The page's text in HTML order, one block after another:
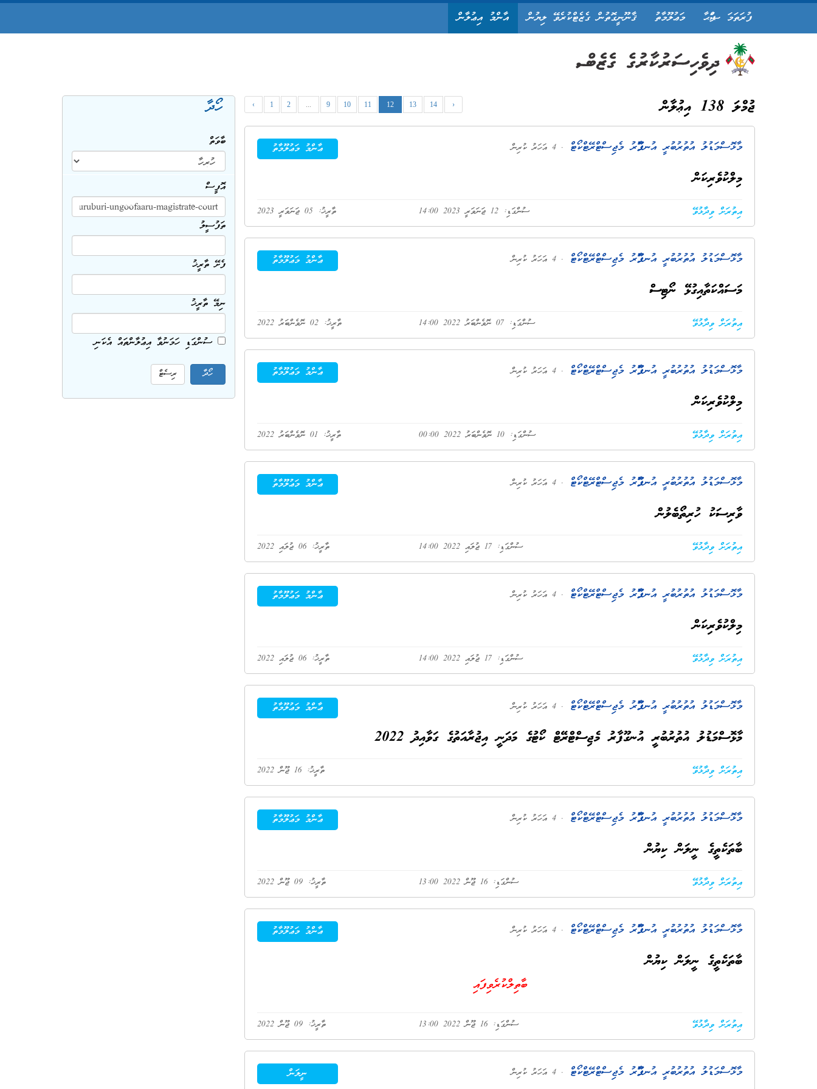
ފުރަތަމަ ޞަފްޙާ މަޢުލޫމާތު ޤާނޫނީގޮތުން ގެޒެޓްކުރެވޭ ލިޔުން އާންމު އިޢުލާން
ހޯދާ
ބާވަތް
އޮފީސް
ތަފުސީލު
ފެށޭ ތާރީޚު
ނިމޭ ތާރީޚު
ސުންގަޑި ހަމަނުވާ އިޢުލާންތައް އެކަނި
ޖުމްލަ 138 އިޢުލާން ‹ 1 2 ... 9 10 11 12 13 14 ›
ޢާންމު މަޢުލޫމާތު މާޅޮސްމަޑުލު އުތުރުބުރީ އުނގޫފާރު މެޖިސްޓްރޭޓްކޯޓް . 4 އަހަރު ކުރިން
މިލްކުވެރިކަން
ތާރީޚު: 05 ޖަނަވަރީ 2023 ސުންގަޑި: 12 ޖަނަވަރީ 2023 14:00 އިތުރަށް ވިދާޅުވޭ
ޢާންމު މަޢުލޫމާތު މާޅޮސްމަޑުލު އުތުރުބުރީ އުނގޫފާރު މެޖިސްޓްރޭޓްކޯޓް . 4 އަހަރު ކުރިން
މަސައްކަތާއިގުޅޭ ނޯޓިސް
ތާރީޚު: 02 ނޮވެންބަރު 2022 ސުންގަޑި: 07 ނޮވެންބަރު 2022 14:00 އިތުރަށް ވިދާޅުވޭ
ޢާންމު މަޢުލޫމާތު މާޅޮސްމަޑުލު އުތުރުބުރީ އުނގޫފާރު މެޖިސްޓްރޭޓްކޯޓް . 4 އަހަރު ކުރިން
މިލްކުވެރިކަން
ތާރީޚު: 01 ނޮވެންބަރު 2022 ސުންގަޑި: 10 ނޮވެންބަރު 2022 00:00 އިތުރަށް ވިދާޅުވޭ
ޢާންމު މަޢުލޫމާތު މާޅޮސްމަޑުލު އުތުރުބުރީ އުނގޫފާރު މެޖިސްޓްރޭޓްކޯޓް . 4 އަހަރު ކުރިން
ވާރިސަކު ހުރިތޯބެލުން
ތާރީޚު: 06 ޖުލައި 2022 ސުންގަޑި: 17 ޖުލައި 2022 14:00 އިތުރަށް ވިދާޅުވޭ
ޢާންމު މަޢުލޫމާތު މާޅޮސްމަޑުލު އުތުރުބުރީ އުނގޫފާރު މެޖިސްޓްރޭޓްކޯޓް . 4 އަހަރު ކުރިން
މިލްކުވެރިކަން
ތާރީޚު: 06 ޖުލައި 2022 ސުންގަޑި: 17 ޖުލައި 2022 14:00 އިތުރަށް ވިދާޅުވޭ
ޢާންމު މަޢުލޫމާތު މާޅޮސްމަޑުލު އުތުރުބުރީ އުނގޫފާރު މެޖިސްޓްރޭޓްކޯޓް . 4 އަހަރު ކުރިން
މާޅޮސްމަޑުލު އުތުރުބުރީ އުނގޫފާރު މެޖިސްޓްރޭޓް ކޯޓުގެ މަދަނީ އިޖުރާއަތުގެ ގަވާއިދު 2022
ތާރީޚު: 16 ޖޫން 2022 އިތުރަށް ވިދާޅުވޭ
ޢާންމު މަޢުލޫމާތު މާޅޮސްމަޑުލު އުތުރުބުރީ އުނގޫފާރު މެޖިސްޓްރޭޓްކޯޓް . 4 އަހަރު ކުރިން
ބާތަކެތީގެ ނީލަން ކިޔުން
ތާރީޚު: 09 ޖޫން 2022 ސުންގަޑި: 16 ޖޫން 2022 13:00 އިތުރަށް ވިދާޅުވޭ
ޢާންމު މަޢުލޫމާތު މާޅޮސްމަޑުލު އުތުރުބުރީ އުނގޫފާރު މެޖިސްޓްރޭޓްކޯޓް . 4 އަހަރު ކުރިން
ބާތަކެތީގެ ނީލަން ކިޔުން
ބާތިލްކުރެވިފައި
ތާރީޚު: 09 ޖޫން 2022 ސުންގަޑި: 16 ޖޫން 2022 13:00 އިތުރަށް ވިދާޅުވޭ
ނީލަން މާޅޮސްމަޑުލު އުތުރުބުރީ އުނގޫފާރު މެޖިސްޓްރޭޓްކޯޓް . 4 އަހަރު ކުރިން